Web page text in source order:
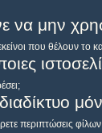
να μην
που θέλουν το
περιπτώσεις